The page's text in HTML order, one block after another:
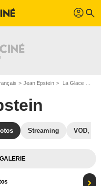
profil search
Jean Epstein La Glace à trois faces : Photo René Ferté, Jean Epstein
Streaming VOD,